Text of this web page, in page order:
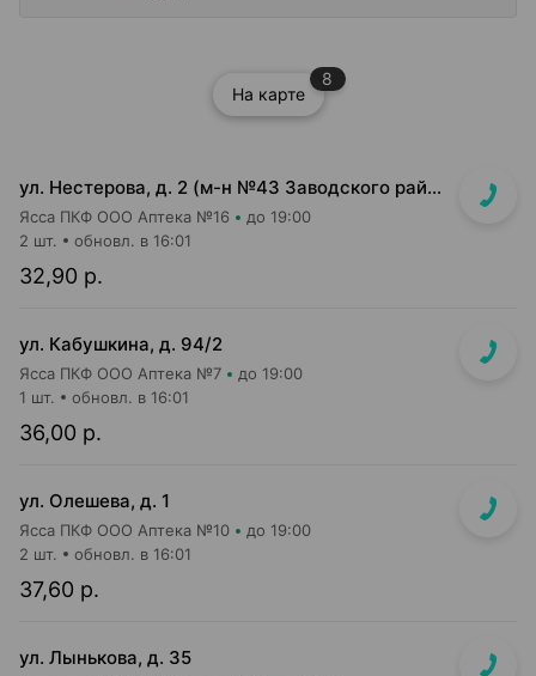
На карте
8
ул. Нестерова, д. 2 (м-н №43 Заводского райпищеторга)
Ясса ПКФ ООО Аптека №16 до 19:00
32,90 р.
2 шт. обновл. в 16:01
ул. Кабушкина, д. 94/2
Ясса ПКФ ООО Аптека №7 до 19:00
36,00 р.
1 шт. обновл. в 16:01
ул. Олешева, д. 1
Ясса ПКФ ООО Аптека №10 до 19:00
37,60 р.
2 шт. обновл. в 16:01
ул. Лынькова, д. 35